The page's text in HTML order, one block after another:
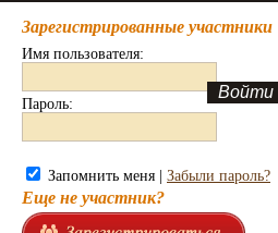
Зарегистрированные участники
Имя пользователя:
Пароль:
Запомнить меня | Забыли пароль?
Еще не участник?